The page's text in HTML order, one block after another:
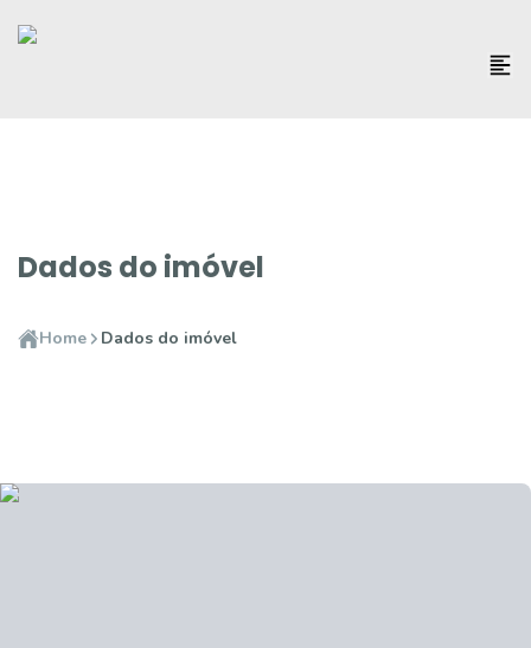
Dados do imóvel
Home Dados do imóvel